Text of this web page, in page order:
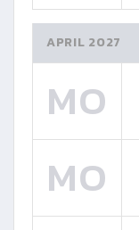
APRIL 2027
MO
MO